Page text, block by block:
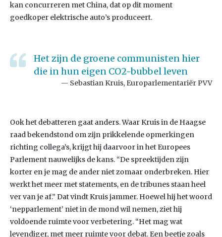
kan concurreren met China, dat op dit moment
goedkoper elektrische auto’s produceert.
Het zijn de groene communisten hier
die in hun eigen CO2-bubbel leven
Sebastian Kruis, Europarlementariër PVV
Ook het debatteren gaat anders. Waar Kruis in de Haagse
raad bekendstond om zijn prikkelende opmerkingen
richting collega’s, krijgt hij daarvoor in het Europees
Parlement nauwelijks de kans. “De spreektijden zijn
korter en je mag de ander niet zomaar onderbreken. Hier
werkt het meer met statements, en de tribunes staan heel
ver van je af.” Dat vindt Kruis jammer. Hoewel hij het woord
‘nepparlement’ niet in de mond wil nemen, ziet hij
voldoende ruimte voor verbetering. “Het mag wat
levendiger, met meer ruimte voor debat. Een beetje zoals